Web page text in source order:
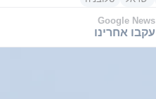
Google News
עקבו אחרינו